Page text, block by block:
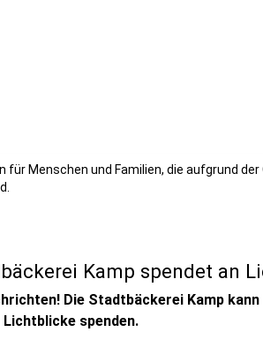
Menschen und Familien, die aufgrund der
Kamp spendet an
Die Stadtbäckerei Kamp kann
spenden.